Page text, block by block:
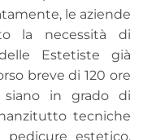
le aziende
la necessità di
Estetiste già
breve di 120 ore
in grado di
tecniche
estetico,